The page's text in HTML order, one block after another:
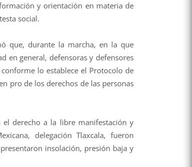
y orientación en materia de
social.
que, durante la marcha, en la que
en general, defensoras y defensores
lo establece el Protocolo de
pro de los derechos de las personas
el derecho a la libre manifestación y
delegación Tlaxcala, fueron
insolación, presión baja y